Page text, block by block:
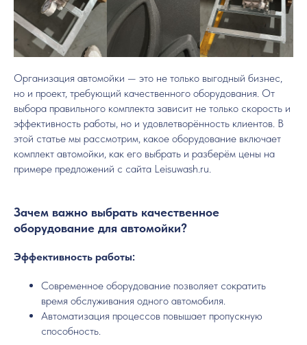
Организация автомойки — это не только выгодный бизнес,
но и проект, требующий качественного оборудования. От
выбора правильного комплекта зависит не только скорость и
эффективность работы, но и удовлетворённость клиентов. В
этой статье мы рассмотрим, какое оборудование включает
комплект автомойки, как его выбрать и разберём цены на
примере предложений с сайта Leisuwash.ru.
Зачем важно выбрать качественное
оборудование для автомойки?
Эффективность работы:
Современное оборудование позволяет сократить
время обслуживания одного автомобиля.
Автоматизация процессов повышает пропускную
способность.